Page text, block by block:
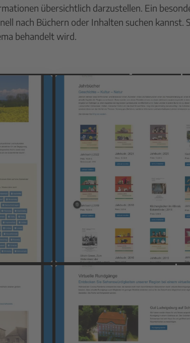
übersichtlich darzustellen. Ein
nach Büchern oder Inhalten suchen
behandelt wird.